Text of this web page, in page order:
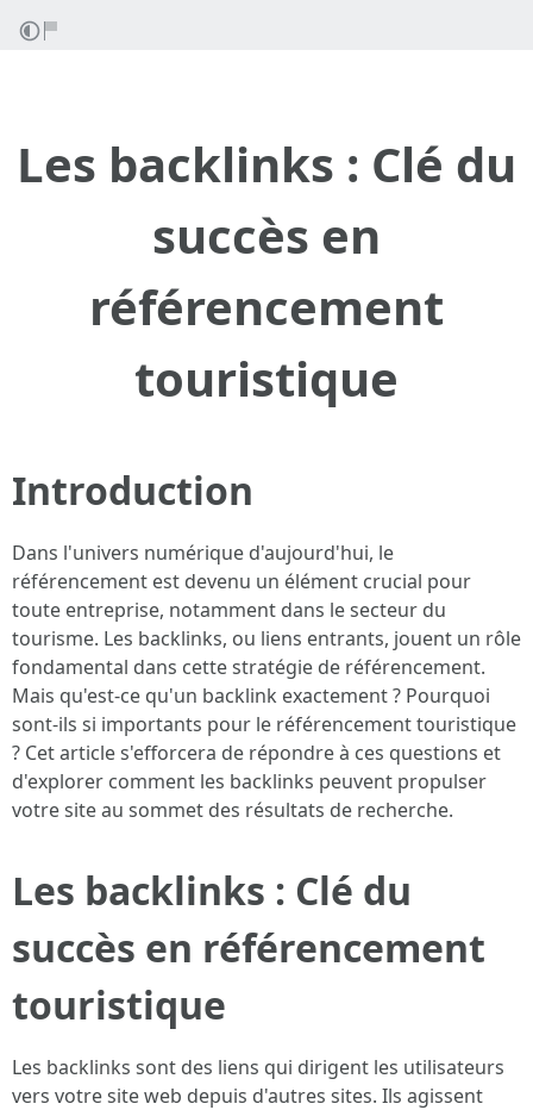
Les backlinks : Clé du
succès en
référencement
touristique
Introduction
Dans l'univers numérique d'aujourd'hui, le
référencement est devenu un élément crucial pour
toute entreprise, notamment dans le secteur du
tourisme. Les backlinks, ou liens entrants, jouent un rôle
fondamental dans cette stratégie de référencement.
Mais qu'est-ce qu'un backlink exactement ? Pourquoi
sont-ils si importants pour le référencement touristique
? Cet article s'efforcera de répondre à ces questions et
d'explorer comment les backlinks peuvent propulser
votre site au sommet des résultats de recherche.
Les backlinks : Clé du
succès en référencement
touristique
Les backlinks sont des liens qui dirigent les utilisateurs
vers votre site web depuis d'autres sites. Ils agissent